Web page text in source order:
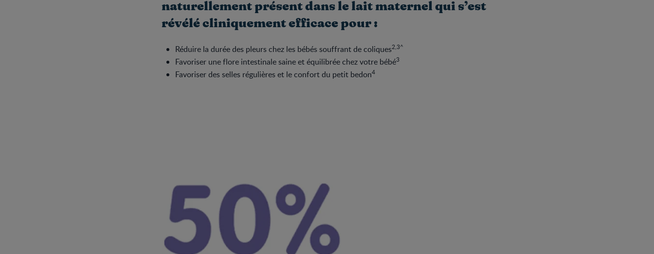
naturellement présent dans le lait maternel qui s’est
révélé cliniquement efficace pour :
Réduire la durée des pleurs chez les bébés souffrant de coliques2,3^
Favoriser une flore intestinale saine et équilibrée chez votre bébé3
Favoriser des selles régulières et le confort du petit bedon4